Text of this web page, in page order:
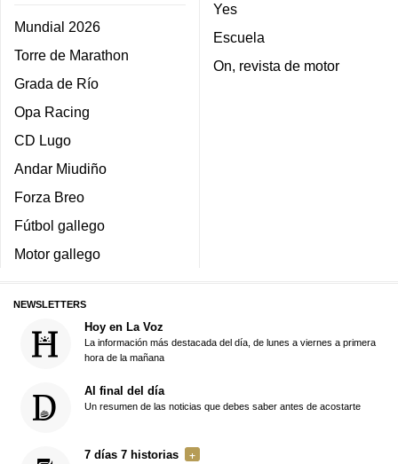
Mundial 2026
Torre de Marathon
Grada de Río
Opa Racing
CD Lugo
Andar Miudiño
Forza Breo
Fútbol gallego
Motor gallego
Yes
Escuela
On, revista de motor
NEWSLETTERS
Hoy en La Voz
La información más destacada del día, de lunes a viernes a primera
hora de la mañana
Al final del día
Un resumen de las noticias que debes saber antes de acostarte
7 días 7 historias